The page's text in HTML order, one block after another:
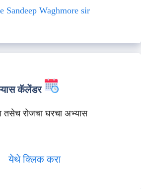
Sandeep Waghmore sir
कॅलेंडर
तसेच रोजचा घरचा अभ्यास
येथे क्लिक करा